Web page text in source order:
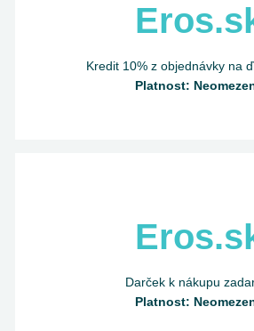
Kredit 10% z objednávky na
Platnost:
Darček k nákupu
Platnost: